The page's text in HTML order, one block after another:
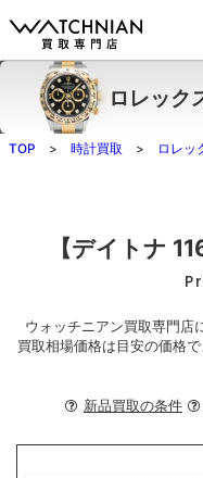
ウォッチニアン買
ブランドから探す
買取方法
店舗一覧
お役立ち情報
ロレック
TOP 時計買取 ロレッ
【デイトナ
ウォッチニアン買取専門店
買取相場価格は目安の価格
新品買取の条件